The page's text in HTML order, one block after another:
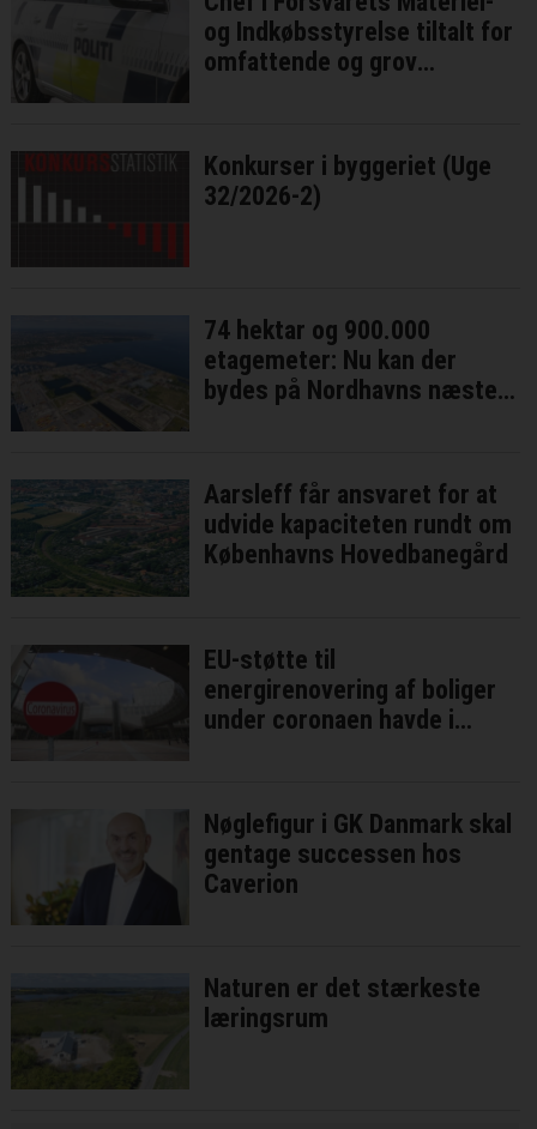
og Indkøbsstyrelse tiltalt for
omfattende og grov
Konkurser i byggeriet (Uge
32/2026-2)
74 hektar og 900.000
etagemeter: Nu kan der
bydes på Nordhavns næste
Aarsleff får ansvaret for at
udvide kapaciteten rundt om
Københavns Hovedbanegård
EU-støtte til
energirenovering af boliger
under coronaen havde i
Nøglefigur i GK Danmark skal
gentage successen hos
Caverion
Naturen er det stærkeste
læringsrum